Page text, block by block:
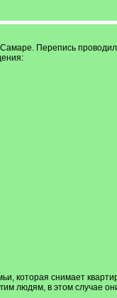
Перепись
которая снимает
людям, в этом случае